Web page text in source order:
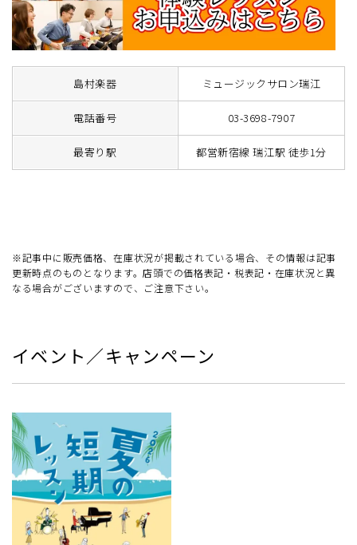
島村楽器 ミュージックサロン瑞江
電話番号 03-3698-7907
最寄り駅 都営新宿線 瑞江駅 徒歩1分
※記事中に販売価格、在庫状況が掲載されている場合、その情報は記事
更新時点のものとなります。店頭での価格表記・税表記・在庫状況と異
なる場合がございますので、ご注意下さい。
イベント／キャンペーン